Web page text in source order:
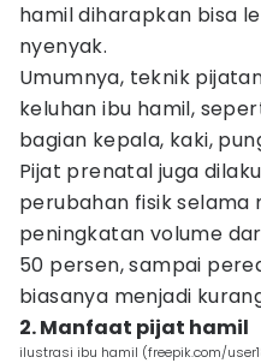
hamil diharapkan bisa
nyenyak.
Umumnya, teknik
keluhan ibu hamil,
bagian kepala, kaki,
Pijat prenatal juga
perubahan fisik selama
peningkatan volume
50 persen, sampai
biasanya menjadi
2. Manfaat pijat hamil
ilustrasi ibu hamil (freepik.com/